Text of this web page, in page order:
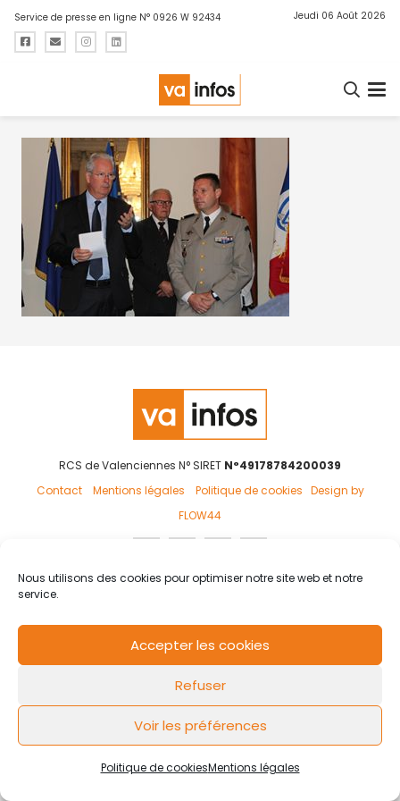
Nous utilisons des cookies pour optimiser notre site web et notre
service.
Accepter les cookies
Refuser
Voir les préférences
Politique de cookiesMentions légales
Service de presse en ligne N° 0926 W 92434 Jeudi 06 Août 2026
RCS de Valenciennes N° SIRET N°49178784200039
Contact
Mentions légales Politique de cookies Design by
FLOW44